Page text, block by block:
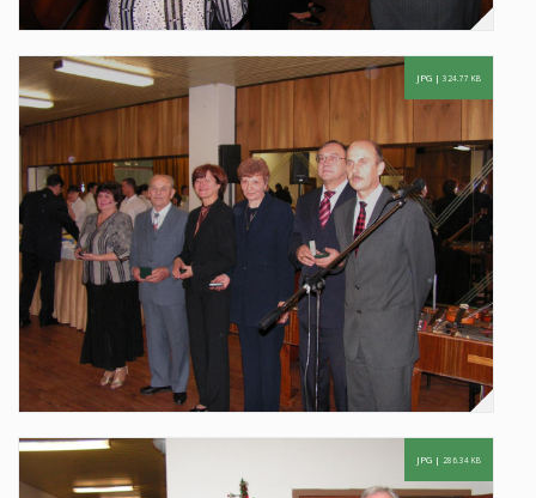
JPG | 324.77 KB
JPG | 286.34 KB